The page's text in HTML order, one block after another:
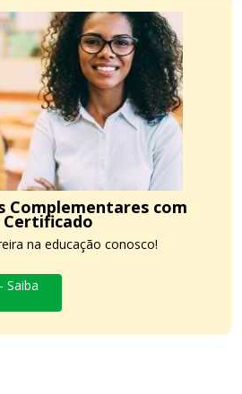
Complementares com
Certificado
na educação conosco!
Saiba